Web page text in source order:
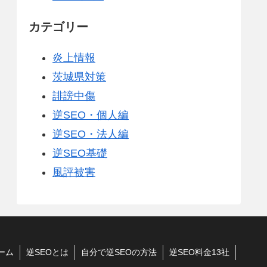
カテゴリー
炎上情報
茨城県対策
誹謗中傷
逆SEO・個人編
逆SEO・法人編
逆SEO基礎
風評被害
ム 逆SEOとは 自分で逆SEOの方法 逆SEO料金13社